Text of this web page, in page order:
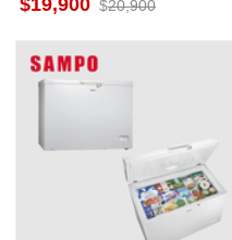
19,900 20,900